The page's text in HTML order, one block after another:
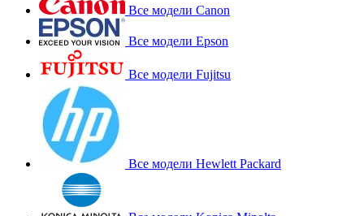
Все модели Canon
Все модели Epson
Все модели Fujitsu
Все модели Hewlett Packard